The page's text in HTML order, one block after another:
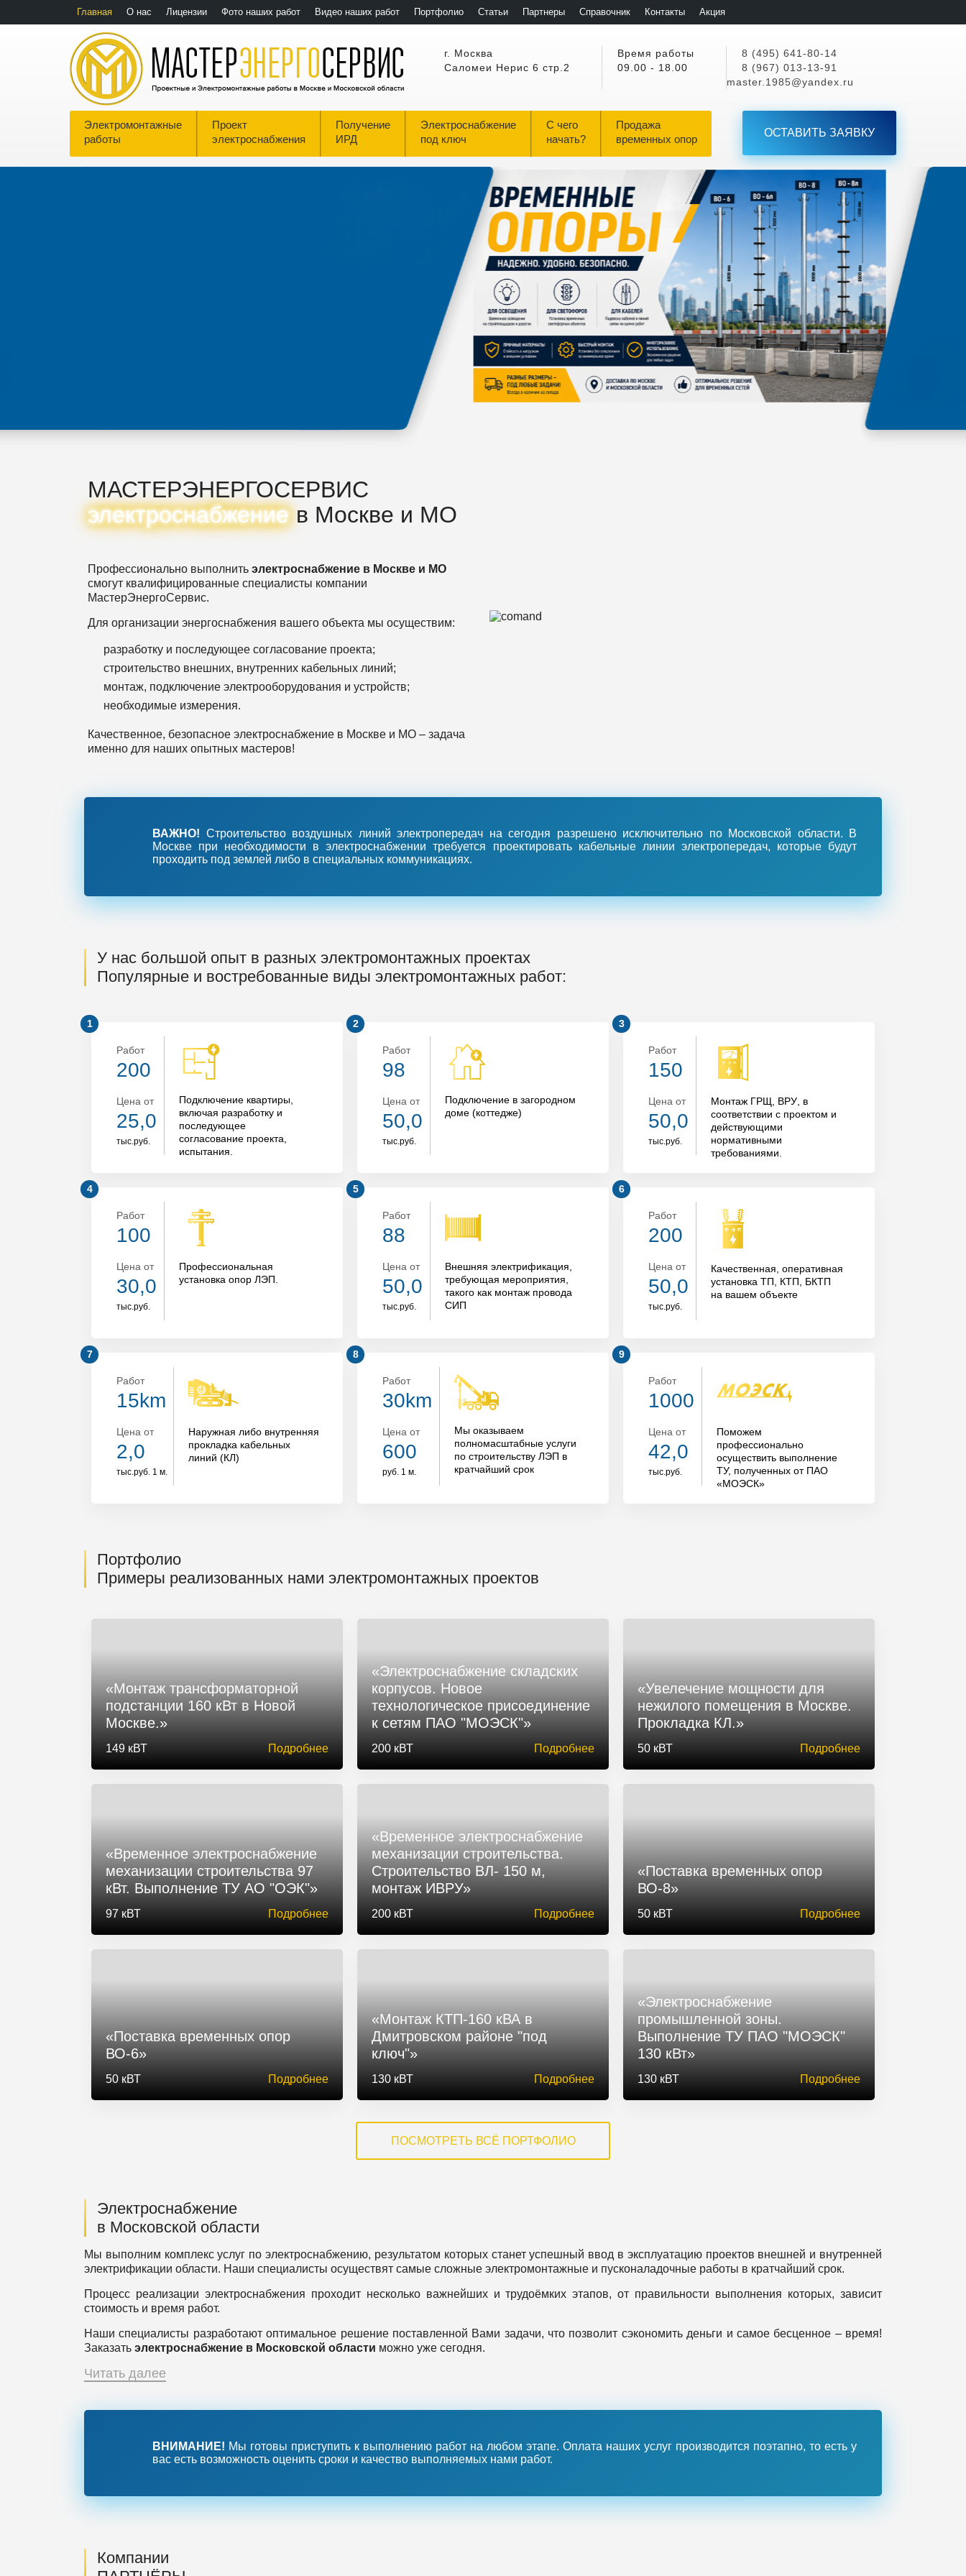
Главная О нас Лицензии Фото наших работ Видео наших работ Портфолио Статьи Партнеры Справочник Контакты Акция
г. Москва
Саломеи Нерис 6 стр.2
Время работы
09.00 - 18.00
8 (495) 641-80-14
8 (967) 013-13-91
master.1985@yandex.ru
Электромонтажные
работы
Проект
электроснабжения
Получение
ИРД
Электроснабжение
под ключ
С чего
начать?
Продажа
временных опор
ОСТАВИТЬ ЗАЯВКУ
МАСТЕРЭНЕРГОСЕРВИС
электроснабжение в Москве и МО
Профессионально выполнить электроснабжение в Москве и МО
смогут квалифицированные специалисты компании
МастерЭнергоСервис.
Для организации энергоснабжения вашего объекта мы осуществим:
разработку и последующее согласование проекта;
строительство внешних, внутренних кабельных линий;
монтаж, подключение электрооборудования и устройств;
необходимые измерения.
Качественное, безопасное электроснабжение в Москве и МО – задача
именно для наших опытных мастеров!
ВАЖНО! Строительство воздушных линий электропередач на сегодня разрешено исключительно по Московской области. В
Москве при необходимости в электроснабжении требуется проектировать кабельные линии электропередач, которые будут
проходить под землей либо в специальных коммуникациях.
У нас большой опыт в разных электромонтажных проектах
Популярные и востребованные виды электромонтажных работ:
Работ
200
Цена от
25,0
тыс.руб.
Подключение квартиры
включая разработку и
последующее
согласование проекта,
испытания.
Работ
98
Цена от
50,0
тыс.руб.
Подключение в загородном
доме (коттедже)
Работ
150
Цена от
50,0
тыс.руб.
Монтаж ГРЩ, ВРУ , в
соответствии с проектом и
действующими
нормативными
требованиями.
Работ
100
Цена от
30,0
тыс.руб.
Профессиональная
установка опор ЛЭП.
Работ
88
Цена от
50,0
тыс.руб.
Внешняя электрификация,
требующая мероприятия,
такого как монтаж провода
СИП
Работ
200
Цена от
50,0
тыс.руб.
Качественная, оперативная
установка ТП, КТП, БКТП
на вашем объекте
Работ
15km
Цена от
2,0
тыс.руб. 1 м.
Наружная либо внутренняя
прокладка кабельных
линий (КЛ)
Работ
30km
Цена от
600
руб. 1 м.
Мы оказываем
полномасштабные услуги
по строительству ЛЭП в
кратчайший срок
Работ
1000
Цена от
42,0
тыс.руб.
Поможем
профессионально
осуществить выполнение
ТУ, полученных от ПАО
«МОЭСК»
Портфолио
Примеры реализованных нами электромонтажных проектов
«Монтаж трансформаторной
подстанции 160 кВт в Новой
Москве.»
149 кВТ Подробнее
«Электроснабжение складских
корпусов. Новое
технологическое присоединение
к сетям ПАО "МОЭСК"»
200 кВТ Подробнее
«Увелечение мощности для
нежилого помещения в Москве.
Прокладка КЛ.»
50 кВТ Подробнее
«Временное электроснабжение
механизации строительства 97
кВт. Выполнение ТУ АО "ОЭК"»
97 кВТ Подробнее
«Временное электроснабжение
механизации строительства.
Строительство ВЛ- 150 м,
монтаж ИВРУ»
200 кВТ Подробнее
«Поставка временных опор
ВО-8»
50 кВТ Подробнее
«Поставка временных опор
ВО-6»
50 кВТ Подробнее
«Монтаж КТП-160 кВА в
Дмитровском районе "под
ключ"»
130 кВТ Подробнее
«Электроснабжение
промышленной зоны.
Выполнение ТУ ПАО "МОЭСК"
130 кВт»
130 кВТ Подробнее
ПОСМОТРЕТЬ ВСЁ ПОРТФОЛИО
Электроснабжение
в Московской области
Мы выполним комплекс услуг по электроснабжению, результатом которых станет успешный ввод в эксплуатацию проектов внешней и внутренней
электрификации области. Наши специалисты осуществят самые сложные электромонтажные и пусконаладочные работы в кратчайший срок.
Процесс реализации электроснабжения проходит несколько важнейших и трудоёмких этапов, от правильности выполнения которых, зависит
стоимость и время работ.
Наши специалисты разработают оптимальное решение поставленной Вами задачи, что позволит сэкономить деньги и самое бесценное – время!
Заказать электроснабжение в Московской области можно уже сегодня.
Читать далее
ВНИМАНИЕ! Мы готовы приступить к выполнению работ на любом этапе. Оплата наших услуг производится поэтапно, то есть у
вас есть возможность оценить сроки и качество выполняемых нами работ.
Компании